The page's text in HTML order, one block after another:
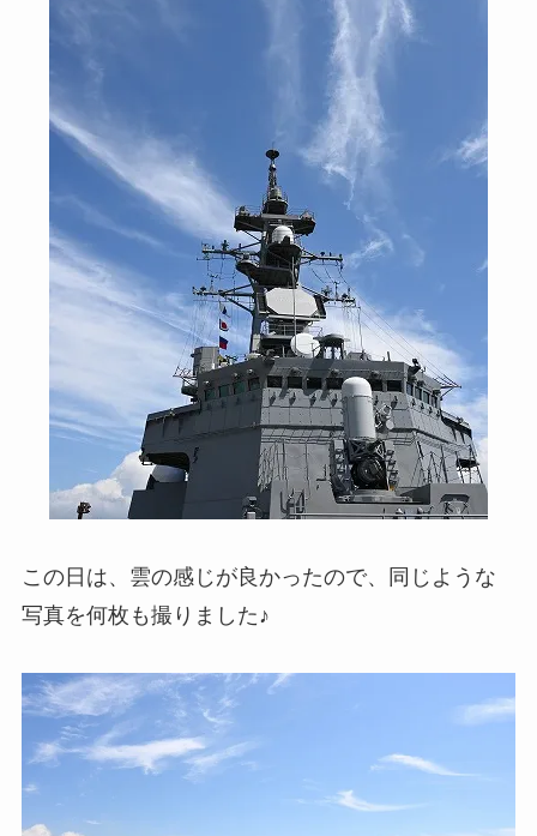
この日は、雲の感じが良かったので、同じような
写真を何枚も撮りました♪